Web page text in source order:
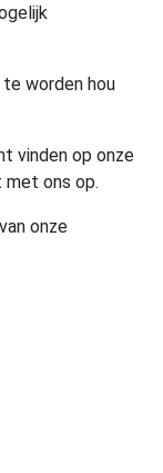
worden hou
vinden op onze
ons op.
onze